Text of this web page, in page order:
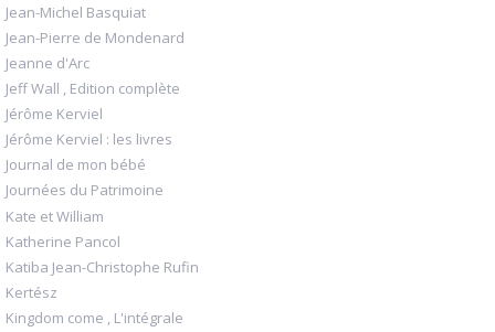
Jean-Michel Basquiat
Jean-Pierre de Mondenard
Jeanne d'Arc
Jeff Wall , Edition complète
Jérôme Kerviel
Jérôme Kerviel : les livres
Journal de mon bébé
Journées du Patrimoine
Kate et William
Katherine Pancol
Katiba Jean-Christophe Rufin
Kertész
Kingdom come , L'intégrale